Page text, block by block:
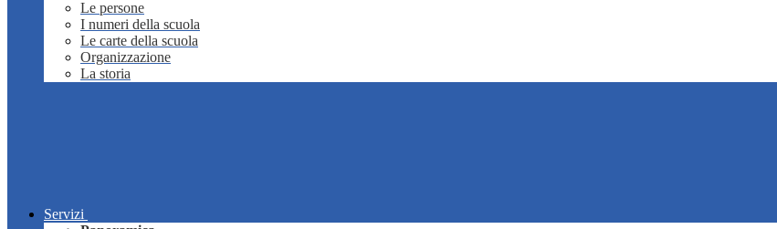
Le persone
I numeri della scuola
Le carte della scuola
Organizzazione
La storia
Servizi